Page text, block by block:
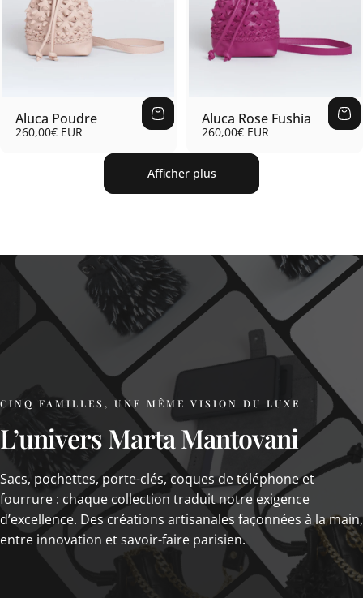
Aluca Poudre
260,00€ EUR
Aluca Rose Fushia
260,00€ EUR
Afficher plus
CINQ FAMILLES, UNE MÊME VISION DU LUXE
L’universMarta Mantovani
Sacs, pochettes, porte-clés, coques de téléphone et
fourrure : chaque collection traduit notre exigence
d’excellence. Des créations artisanales façonnées à la main,
entre innovation et savoir-faire parisien.